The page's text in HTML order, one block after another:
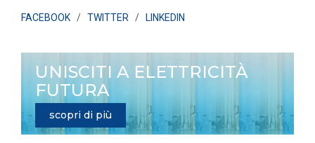
FACEBOOK / TWITTER / LINKEDIN
UNISCITI A ELETTRICITÀ
FUTURA
scopri di più